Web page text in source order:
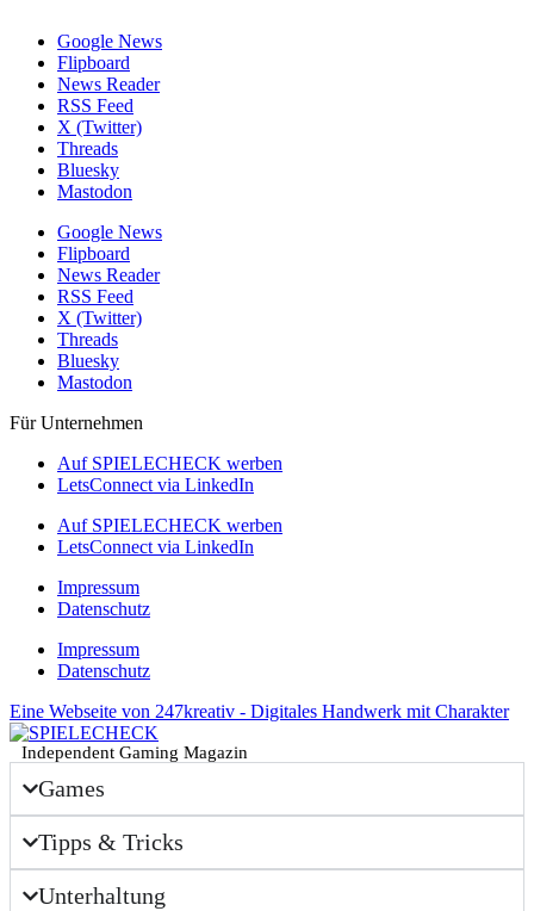
Google News
Flipboard
News Reader
RSS Feed
X (Twitter)
Threads
Bluesky
Mastodon
Google News
Flipboard
News Reader
RSS Feed
X (Twitter)
Threads
Bluesky
Mastodon
Für Unternehmen
Auf SPIELECHECK werben
LetsConnect via LinkedIn
Auf SPIELECHECK werben
LetsConnect via LinkedIn
Impressum
Datenschutz
Impressum
Datenschutz
Eine Webseite von 247kreativ - Digitales Handwerk mit Charakter
Independent Gaming Magazin
Games
Tipps & Tricks
Unterhaltung